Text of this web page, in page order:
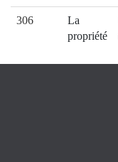
306
La
propriété